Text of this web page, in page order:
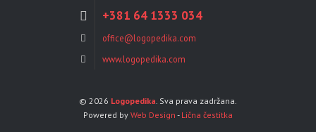
+381 64 1333 034
office@logopedika.com
www.logopedika.com
© 2026 Logopedika. Sva prava zadržana.
Powered by Web Design - Lična čestitka